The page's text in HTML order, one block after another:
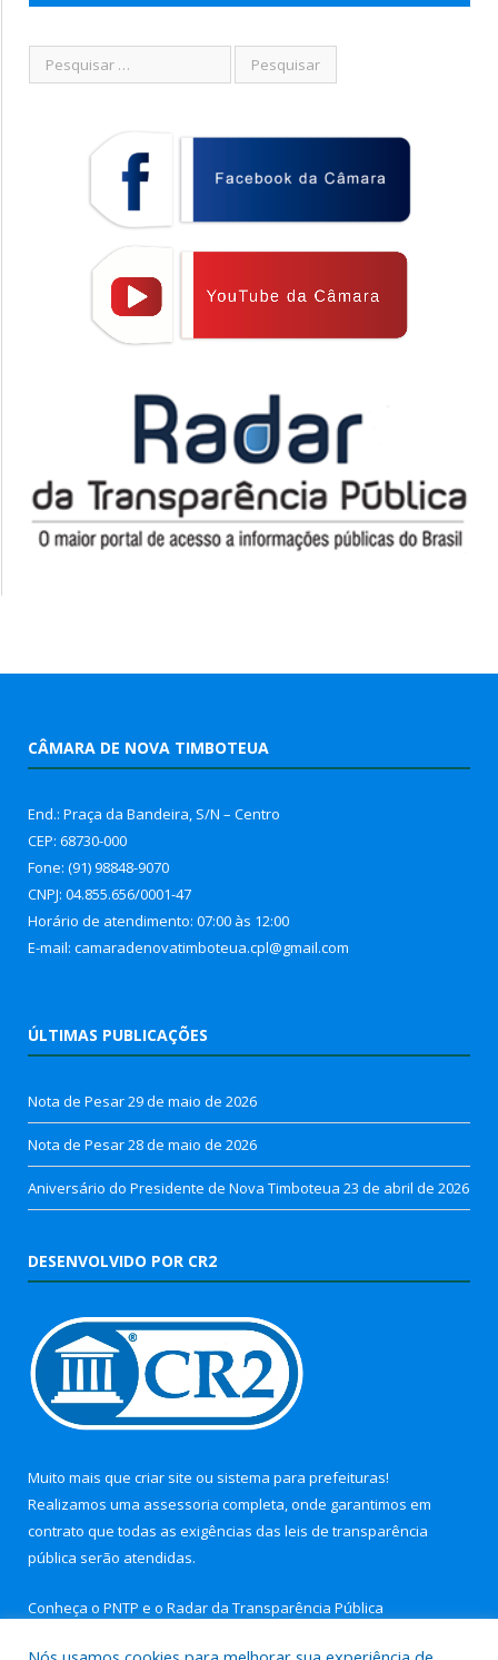
CÂMARA DE NOVA TIMBOTEUA
End.: Praça da Bandeira, S/N – Centro
CEP: 68730-000
Fone: (91) 98848-9070
CNPJ: 04.855.656/0001-47
Horário de atendimento: 07:00 às 12:00
E-mail: camaradenovatimboteua.cpl@gmail.com
ÚLTIMAS PUBLICAÇÕES
Nota de Pesar29 de maio de 2026
Nota de Pesar28 de maio de 2026
Aniversário do Presidente de Nova Timboteua 23 de abril de 2026
DESENVOLVIDO POR CR2
Muito mais que criar site ou sistema para prefeituras!
Realizamos uma assessoria completa, onde garantimos em
contrato que todas as exigências das leis de transparência
pública serão atendidas.
Conheça o PNTP e o Radar da Transparência Pública